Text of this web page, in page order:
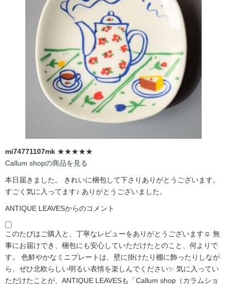
mi74771107mk ★★★★★
Callum shopの商品を見る
本日届きました。 きれいに梱包して下さりありがとうございます。
すごく気に入ってます♪ ありがとうございました。
ANTIQUE LEAVESからのコメント
このたびはご購入と、丁寧なレビューをありがとうございます☺️ 無
事にお届けでき、梱包にも安心していただけたとのこと、何よりで
す。 色鮮やかなミニプレートは、壁に掛けたり棚に飾ったりしなが
ら、ぜひ北欧らしい明るい表情を楽しんでください✨ 気に入ってい
ただけたことが、ANTIQUE LEAVESも「Callum shop（カラムショ